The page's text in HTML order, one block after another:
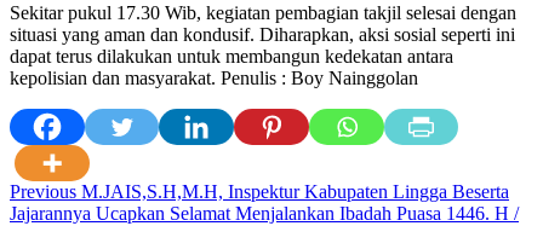
Sekitar pukul 17.30 Wib, kegiatan pembagian takjil selesai dengan
situasi yang aman dan kondusif. Diharapkan, aksi sosial seperti ini
dapat terus dilakukan untuk membangun kedekatan antara
kepolisian dan masyarakat. Penulis : Boy Nainggolan
Post
Previous M.JAIS,S.H,M.H, Inspektur Kabupaten Lingga Beserta
Jajarannya Ucapkan Selamat Menjalankan Ibadah Puasa 1446. H /